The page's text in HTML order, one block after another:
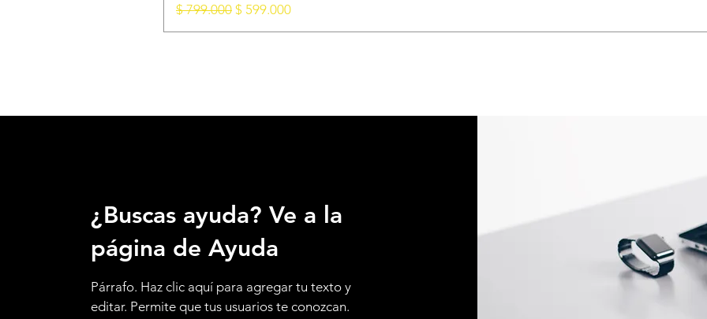
Precio
$ 799.000 Precio de oferta
$ 599.000
¿Buscas ayuda? Ve a la
página de Ayuda
Párrafo. Haz clic aquí para agregar tu texto y
editar. Permite que tus usuarios te conozcan.